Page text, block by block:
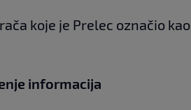
koje je Prelec označio kao
informacija